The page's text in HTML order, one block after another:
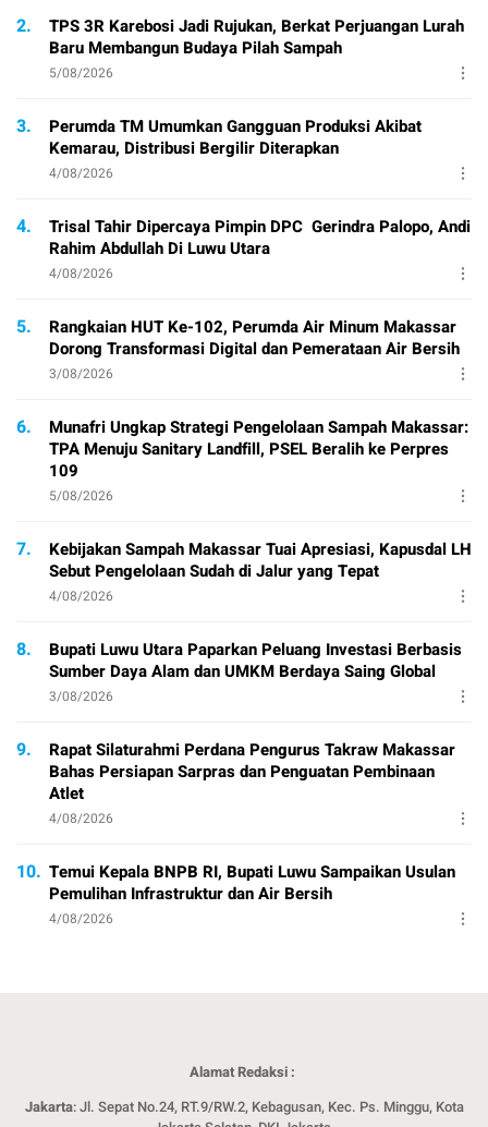
2.
TPS 3R Karebosi Jadi Rujukan, Berkat Perjuangan Lurah
Baru Membangun Budaya Pilah Sampah
5/08/2026
3.
Perumda TM Umumkan Gangguan Produksi Akibat
Kemarau, Distribusi Bergilir Diterapkan
4/08/2026
4.
Trisal Tahir Dipercaya Pimpin DPC Gerindra Palopo, Andi
Rahim Abdullah Di Luwu Utara
4/08/2026
5.
Rangkaian HUT Ke-102, Perumda Air Minum Makassar
Dorong Transformasi Digital dan Pemerataan Air Bersih
3/08/2026
6.
Munafri Ungkap Strategi Pengelolaan Sampah Makassar:
TPA Menuju Sanitary Landfill, PSEL Beralih ke Perpres
109
5/08/2026
7.
Kebijakan Sampah Makassar Tuai Apresiasi, Kapusdal LH
Sebut Pengelolaan Sudah di Jalur yang Tepat
4/08/2026
8.
Bupati Luwu Utara Paparkan Peluang Investasi Berbasis
Sumber Daya Alam dan UMKM Berdaya Saing Global
3/08/2026
9.
Rapat Silaturahmi Perdana Pengurus Takraw Makassar
Bahas Persiapan Sarpras dan Penguatan Pembinaan
Atlet
4/08/2026
10. Temui Kepala BNPB RI, Bupati Luwu Sampaikan Usulan
Pemulihan Infrastruktur dan Air Bersih
4/08/2026
Alamat Redaksi :
Jakarta: Jl. Sepat No.24, RT.9/RW.2, Kebagusan, Kec. Ps. Minggu, Kota